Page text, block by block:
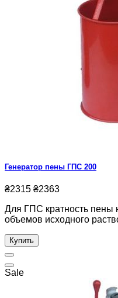
Генератор пены ГПС 200
₴2315 ₴2363
Для ГПС кратность пены
объемов исходного
Купить
Sale